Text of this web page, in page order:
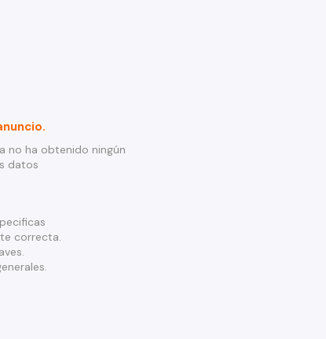
no ha obtenido ningún
datos
correcta.